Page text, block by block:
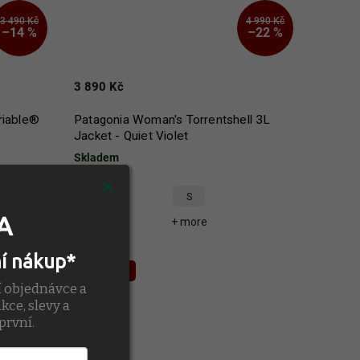
3 490 Kč
–14 %
4 990 Kč
–22 %
Patagonia Woman's Torrentshell 3L
Jacket - Quiet Violet
Skladem
3 890 Kč
S
+ more
nákup*
a
slevy a